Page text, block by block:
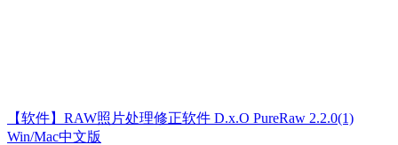
【软件】RAW照片处理修正软件 D.x.O PureRaw 2.2.0(1)
Win/Mac中文版